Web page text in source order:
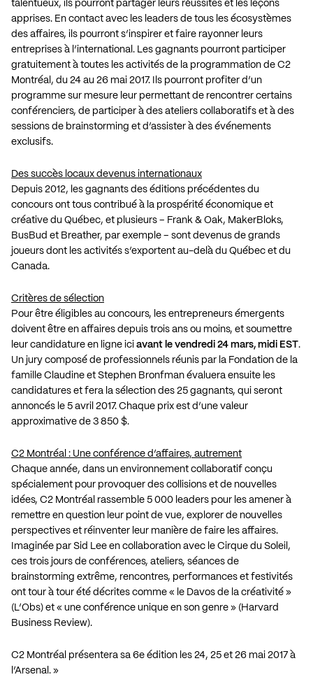
talentueux, ils pourront partager leurs réussites et les leçons
apprises. En contact avec les leaders de tous les écosystèmes
des affaires, ils pourront s’inspirer et faire rayonner leurs
entreprises à l’international. Les gagnants pourront participer
gratuitement à toutes les activités de la programmation de C2
Montréal, du 24 au 26 mai 2017. Ils pourront profiter d’un
programme sur mesure leur permettant de rencontrer certains
conférenciers, de participer à des ateliers collaboratifs et à des
sessions de brainstorming et d’assister à des événements
exclusifs.
Des succès locaux devenus internationaux
Depuis 2012, les gagnants des éditions précédentes du
concours ont tous contribué à la prospérité économique et
créative du Québec, et plusieurs – Frank & Oak, MakerBloks,
BusBud et Breather, par exemple – sont devenus de grands
joueurs dont les activités s’exportent au-delà du Québec et du
Canada.
Critères de sélection
Pour être éligibles au concours, les entrepreneurs émergents
doivent être en affaires depuis trois ans ou moins, et soumettre
leur candidature en ligne ici avant le vendredi 24 mars, midi EST.
Un jury composé de professionnels réunis par la Fondation de la
famille Claudine et Stephen Bronfman évaluera ensuite les
candidatures et fera la sélection des 25 gagnants, qui seront
annoncés le 5 avril 2017. Chaque prix est d’une valeur
approximative de 3 850 $.
C2 Montréal : Une conférence d’affaires, autrement
Chaque année, dans un environnement collaboratif conçu
spécialement pour provoquer des collisions et de nouvelles
idées, C2 Montréal rassemble 5 000 leaders pour les amener à
remettre en question leur point de vue, explorer de nouvelles
perspectives et réinventer leur manière de faire les affaires.
Imaginée par Sid Lee en collaboration avec le Cirque du Soleil,
ces trois jours de conférences, ateliers, séances de
brainstorming extrême, rencontres, performances et festivités
ont tour à tour été décrites comme « le Davos de la créativité »
(L’Obs) et « une conférence unique en son genre » (Harvard
Business Review).
C2 Montréal présentera sa 6e édition les 24, 25 et 26 mai 2017 à
l’Arsenal. »